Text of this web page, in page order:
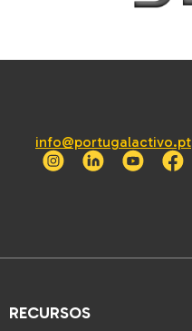
info@portugalactivo.pt
RECURSOS